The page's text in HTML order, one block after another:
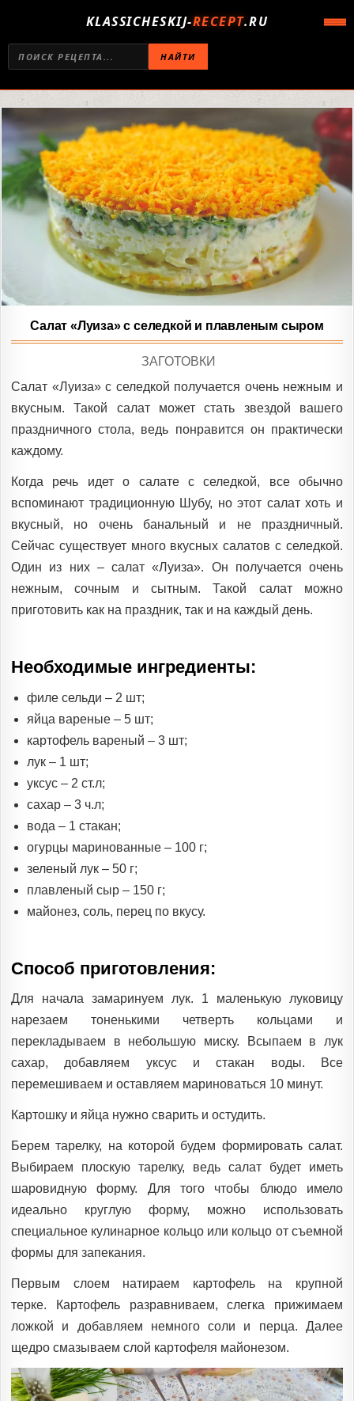
KLASSICHESKIJ-RECEPT.RU
НАЙТИ
Салат «Луиза» с селедкой и плавленым сыром
POSTED
ЗАГОТОВКИ
Салат «Луиза» с селедкой получается очень нежным и
вкусным. Такой салат может стать звездой вашего
праздничного стола, ведь понравится он практически
каждому.
Когда речь идет о салате с селедкой, все обычно
вспоминают традиционную Шубу, но этот салат хоть и
вкусный, но очень банальный и не праздничный.
Сейчас существует много вкусных салатов с селедкой.
Один из них – салат «Луиза». Он получается очень
нежным, сочным и сытным. Такой салат можно
приготовить как на праздник, так и на каждый день.
Необходимые ингредиенты:
филе сельди – 2 шт;
яйца вареные – 5 шт;
картофель вареный – 3 шт;
лук – 1 шт;
уксус – 2 ст.л;
сахар – 3 ч.л;
вода – 1 стакан;
огурцы маринованные – 100 г;
зеленый лук – 50 г;
плавленый сыр – 150 г;
майонез, соль, перец по вкусу.
Способ приготовления:
Для начала замаринуем лук. 1 маленькую луковицу
нарезаем тоненькими четверть кольцами и
перекладываем в небольшую миску. Всыпаем в лук
сахар, добавляем уксус и стакан воды. Все
перемешиваем и оставляем мариноваться 10 минут.
Картошку и яйца нужно сварить и остудить.
Берем тарелку, на которой будем формировать салат.
Выбираем плоскую тарелку, ведь салат будет иметь
шаровидную форму. Для того чтобы блюдо имело
идеально круглую форму, можно использовать
специальное кулинарное кольцо или кольцо от съемной
формы для запекания.
Первым слоем натираем картофель на крупной
терке. Картофель разравниваем, слегка прижимаем
ложкой и добавляем немного соли и перца. Далее
щедро смазываем слой картофеля майонезом.